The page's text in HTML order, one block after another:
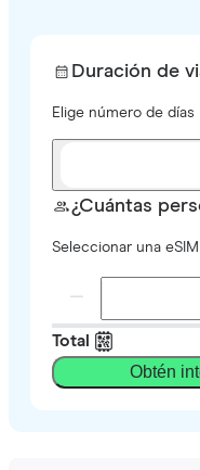
Duración de
Elige número de días
¿Cuántas
Seleccionar una
Total
Obtén